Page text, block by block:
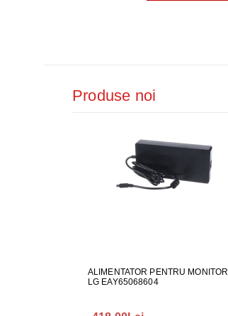
Produse noi
ALIMENTATOR PENTRU MONITOR
LG EAY65068604